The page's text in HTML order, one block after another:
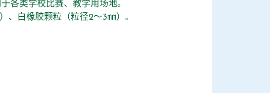
类学校比赛、教学用场地。
白橡胶颗粒（粒径2～3㎜）。